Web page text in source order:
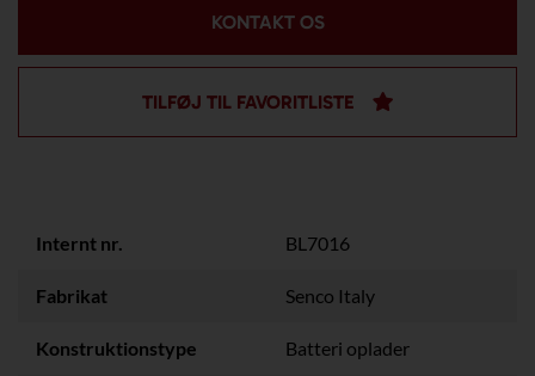
KONTAKT OS
TILFØJ TIL FAVORITLISTE
Internt nr. BL7016
Fabrikat Senco Italy
Konstruktionstype Batteri oplader